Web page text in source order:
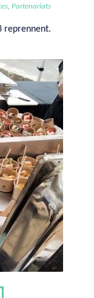
, Partenariats
reprennent.